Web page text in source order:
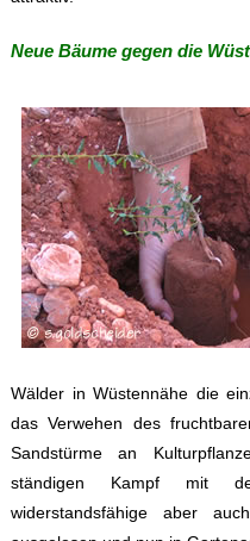
Neue Bäume gegen die
Wälder in Wüstennähe die
das Verwehen des
Sandstürme an
ständigen Kampf mit
widerstandsfähige aber